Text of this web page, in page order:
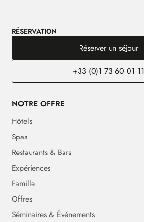
RÉSERVATION
Réserver un séjour
+33 (0)1 73 60 01 11
NOTRE OFFRE
Hôtels
Spas
Restaurants & Bars
Expériences
Famille
Offres
Séminaires & Événements